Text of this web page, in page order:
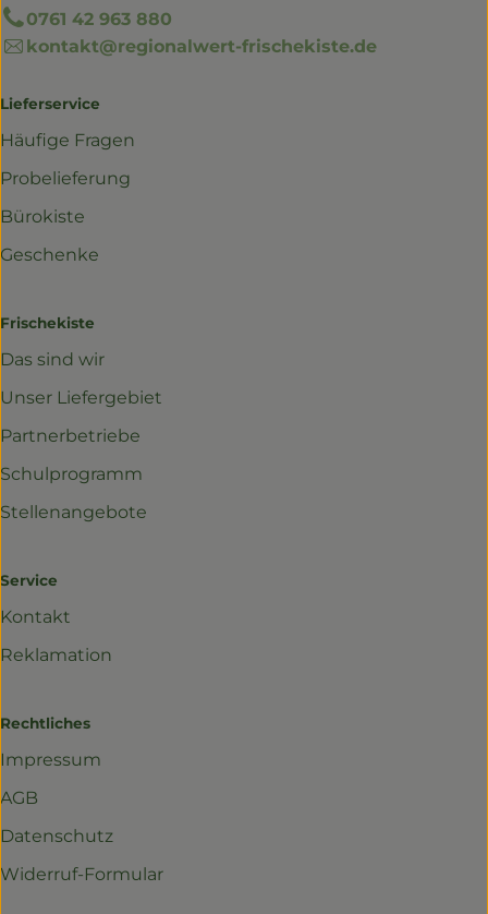
0761 42 963 880
kontakt@regionalwert-frischekiste.de
Lieferservice
Häufige Fragen
Probelieferung
Bürokiste
Geschenke
Frischekiste
Das sind wir
Unser Liefergebiet
Partnerbetriebe
Schulprogramm
Stellenangebote
Service
Kontakt
Reklamation
Rechtliches
Impressum
AGB
Datenschutz
Widerruf-Formular